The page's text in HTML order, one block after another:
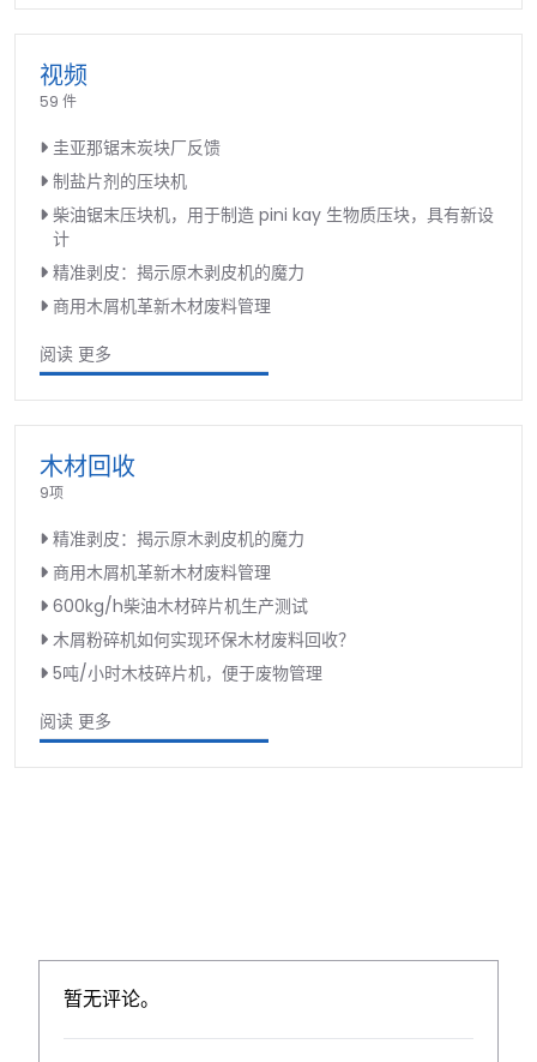
视频
59 件
圭亚那锯末炭块厂反馈
制盐片剂的压块机
柴油锯末压块机，用于制造 pini kay 生物质压块，具有新设
计
精准剥皮：揭示原木剥皮机的魔力
商用木屑机革新木材废料管理
阅读 更多
木材回收
9项
精准剥皮：揭示原木剥皮机的魔力
商用木屑机革新木材废料管理
600kg/h柴油木材碎片机生产测试
木屑粉碎机如何实现环保木材废料回收？
5吨/小时木枝碎片机，便于废物管理
阅读 更多
暂无评论。